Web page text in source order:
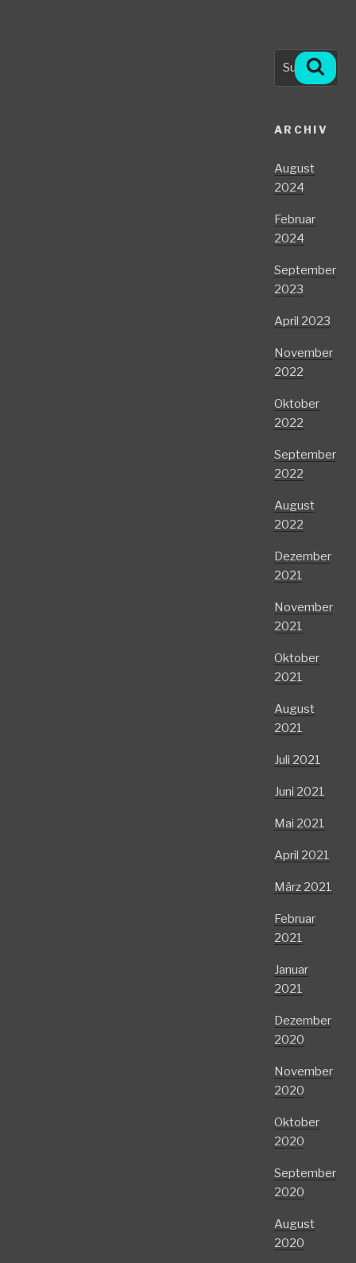
Suche
nach:
ARCHIV
August
2024
Februar
2024
September
2023
April 2023
November
2022
Oktober
2022
September
2022
August
2022
Dezember
2021
November
2021
Oktober
2021
August
2021
Juli 2021
Juni 2021
Mai 2021
April 2021
März 2021
Februar
2021
Januar
2021
Dezember
2020
November
2020
Oktober
2020
September
2020
August
2020